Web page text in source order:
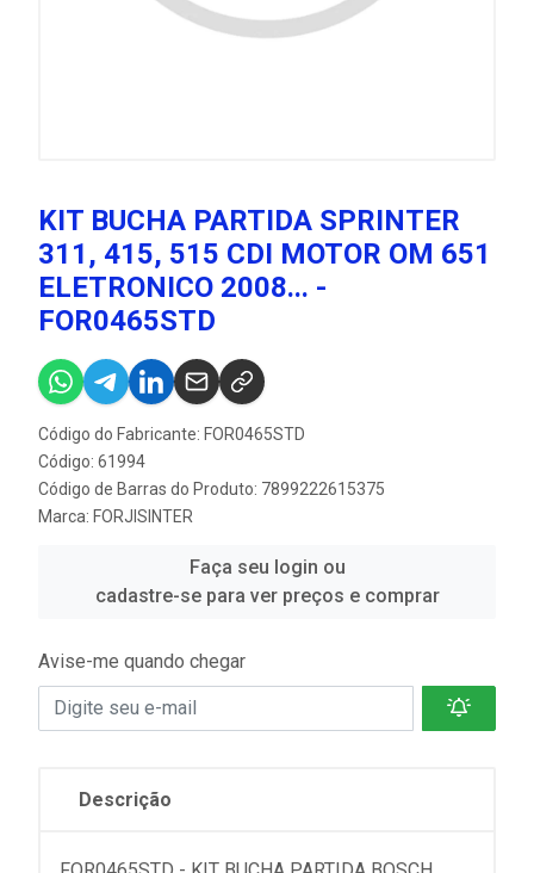
KIT BUCHA PARTIDA SPRINTER
311, 415, 515 CDI MOTOR OM 651
ELETRONICO 2008... -
FOR0465STD
Código do Fabricante: FOR0465STD
Código: 61994
Código de Barras do Produto: 7899222615375
Marca: FORJISINTER
Faça seu login ou
cadastre-se para ver preços e comprar
Avise-me quando chegar
Descrição